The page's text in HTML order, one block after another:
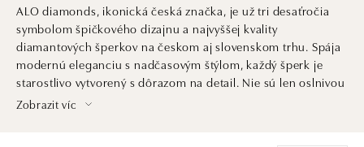
ALO diamonds, ikonická česká značka, je už tri desaťročia
symbolom špičkového dizajnu a najvyššej kvality
diamantových šperkov na českom aj slovenskom trhu. Spája
modernú eleganciu s nadčasovým štýlom, každý šperk je
starostlivo vytvorený s dôrazom na detail. Nie sú len oslnivou
ozdobou. Sú aj investíciou do krásy, ktorá pretrvá generácie
Zobrazit víc